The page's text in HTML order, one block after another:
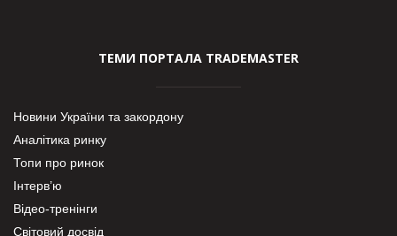
ТЕМИ ПОРТАЛА TRADEMASTER
Новини України та закордону
Аналітика ринку
Топи про ринок
Інтерв’ю
Відео-тренінги
Світовий досвід